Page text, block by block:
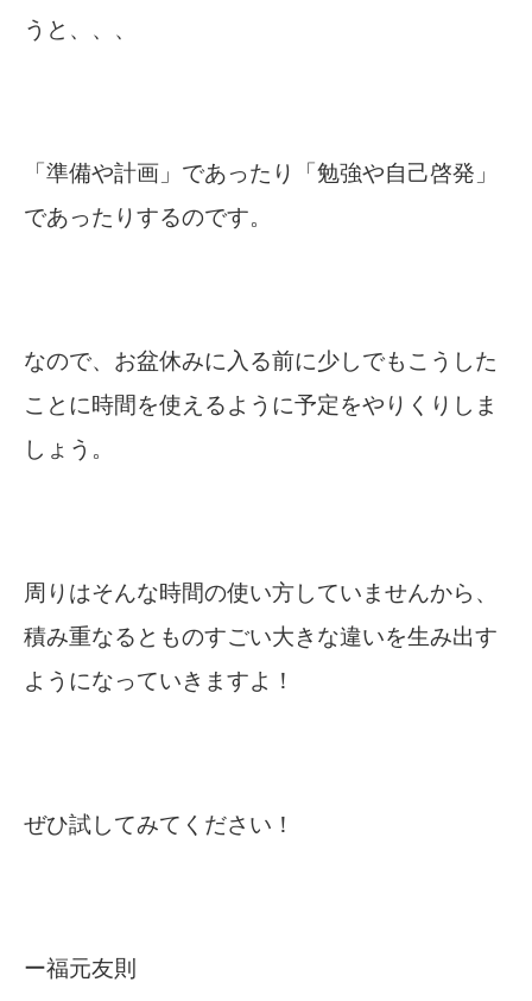
うと、、、
「準備や計画」であったり「勉強や自己啓発」
であったりするのです。
なので、お盆休みに入る前に少しでもこうした
ことに時間を使えるように予定をやりくりしま
しょう。
周りはそんな時間の使い方していませんから、
積み重なるとものすごい大きな違いを生み出す
ようになっていきますよ！
ぜひ試してみてください！
ー福元友則